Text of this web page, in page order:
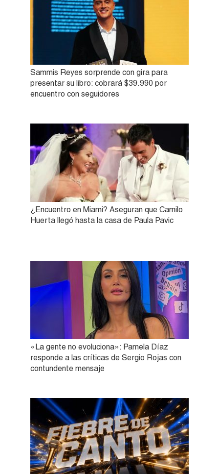
Sammis Reyes sorprende con gira para
presentar su libro: cobrará $39.990 por
encuentro con seguidores
¿Encuentro en Miami? Aseguran que Camilo
Huerta llegó hasta la casa de Paula Pavic
«La gente no evoluciona»: Pamela Díaz
responde a las críticas de Sergio Rojas con
contundente mensaje